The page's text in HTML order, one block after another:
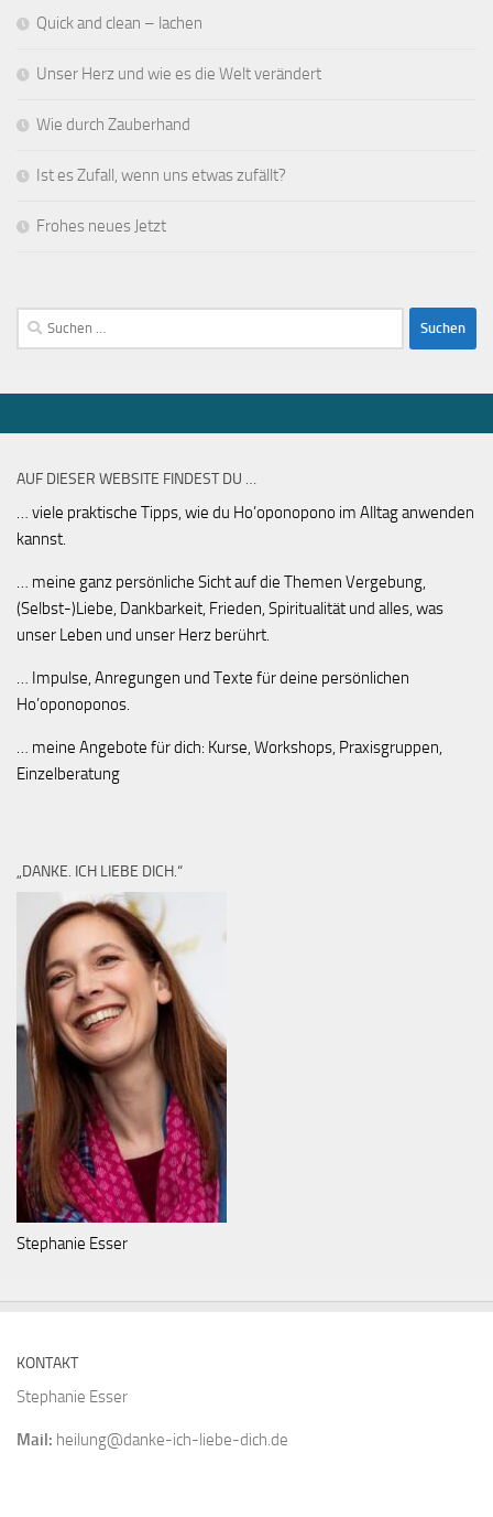
Quick and clean – lachen
Unser Herz und wie es die Welt verändert
Wie durch Zauberhand
Ist es Zufall, wenn uns etwas zufällt?
Frohes neues Jetzt
Suchen
nach:
AUF DIESER WEBSITE FINDEST DU …
… viele praktische Tipps, wie du Ho’oponopono im Alltag anwenden
kannst.
… meine ganz persönliche Sicht auf die Themen Vergebung,
(Selbst-)Liebe, Dankbarkeit, Frieden, Spiritualität und alles, was
unser Leben und unser Herz berührt.
… Impulse, Anregungen und Texte für deine persönlichen
Ho’oponoponos.
… meine Angebote für dich: Kurse, Workshops, Praxisgruppen,
Einzelberatung
„DANKE. ICH LIEBE DICH.“
Stephanie Esser
KONTAKT
Stephanie Esser
Mail: heilung@danke-ich-liebe-dich.de